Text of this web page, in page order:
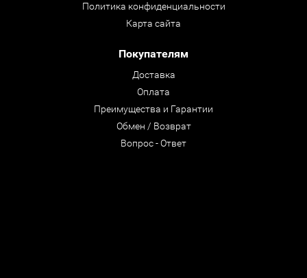
Политика конфиденциальности
Карта сайта
Покупателям
Доставка
Оплата
Преимущества и Гарантии
Обмен / Возврат
Вопрос - Ответ